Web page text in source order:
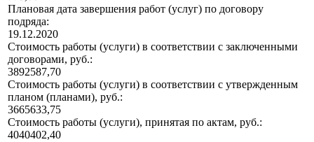
Плановая дата завершения работ (услуг) по договору
подряда:
19.12.2020
Стоимость работы (услуги) в соответствии с заключенными
договорами, руб.:
3892587,70
Стоимость работы (услуги) в соответствии с утвержденным
планом (планами), руб.:
3665633,75
Стоимость работы (услуги), принятая по актам, руб.:
4040402,40